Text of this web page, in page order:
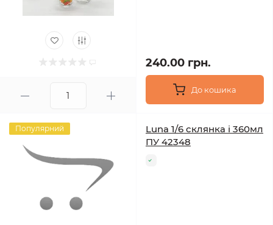
240.00 грн.
До кошика
Популярний
Luna 1/6 склянка і 360мл
ПУ 42348